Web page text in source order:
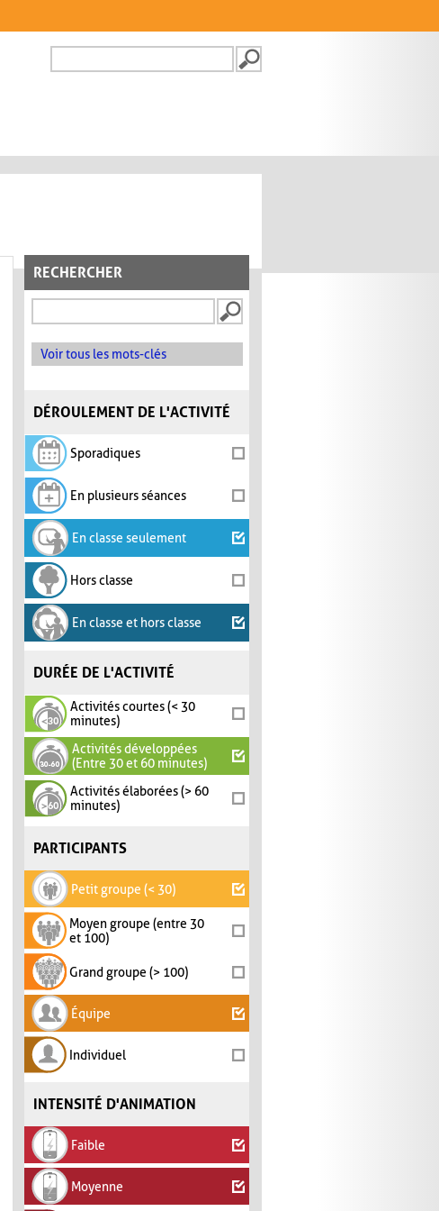
FORMULAIRE DE
RECHERCHER
Voir tous les mots-clés
DÉROULEMENT DE L'ACTIVITÉ
Sporadiques
En plusieurs séances
En classe seulement
Hors classe
En classe et hors classe
DURÉE DE L'ACTIVITÉ
Activités courtes (< 30
minutes)
Activités développées
(Entre 30 et 60 minutes)
Activités élaborées (> 60
minutes)
PARTICIPANTS
Petit groupe (< 30)
Moyen groupe (entre 30
et 100)
Grand groupe (> 100)
Équipe
Individuel
INTENSITÉ D'ANIMATION
Faible
Moyenne